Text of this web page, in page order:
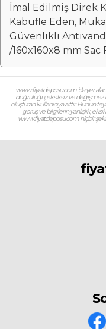
İmal Edilmiş Direk
Kabufle Eden,
Güvenlikli
/160x160x8 mm Sac
www.fiyatdeposu.com ‘da yer
doğruluğu, eksiksiz ve değişmez
oluşturan kullanıcıya aittir. Bunun
görüş ve bilgilerin yanlışlık,
www.fiyatdeposu.com hiçbir